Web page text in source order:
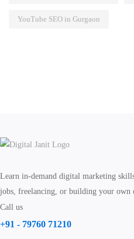
YouTube SEO in Gurgaon
Learn in-demand digital marketing
jobs, freelancing, or building your own
Call us
+91 - 79760 71210